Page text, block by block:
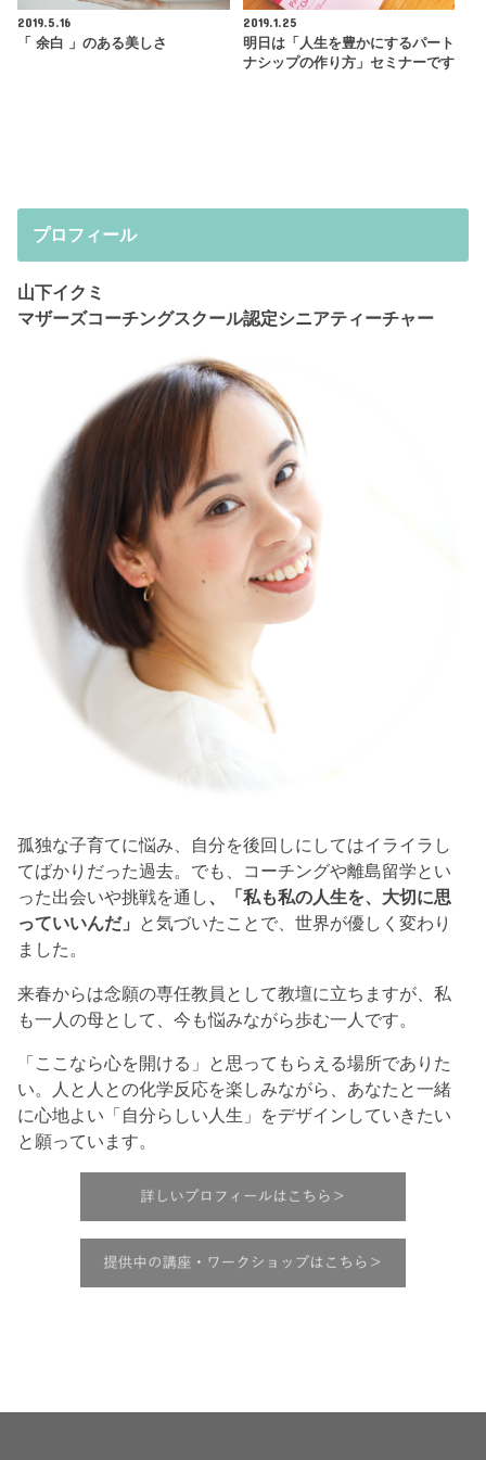
2019.5.16
「 余白 」のある美しさ
2019.1.25
明日は「人生を豊かにするパート
ナシップの作り方」セミナーです
プロフィール
山下イクミ
マザーズコーチングスクール認定シニアティーチャー
孤独な子育てに悩み、自分を後回しにしてはイライラし
てばかりだった過去。でも、コーチングや離島留学とい
った出会いや挑戦を通し、「私も私の人生を、大切に思
っていいんだ」 と気づいたことで、世界が優しく変わり
ました。
来春からは念願の専任教員として教壇に立ちますが、私
も一人の母として、今も悩みながら歩む一人です。
「ここなら心を開ける」と思ってもらえる場所でありた
い。人と人との化学反応を楽しみながら、あなたと一緒
に心地よい「自分らしい人生」をデザインしていきたい
と願っています。